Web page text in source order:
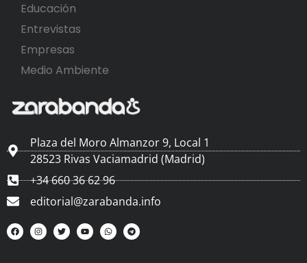
Educación
Entrevistas
Empresas
Medio Ambiente
Plaza del Moro Almanzor 9, Local 1
28523 Rivas Vaciamadrid (Madrid)
+34 660 36 62 96
editorial@zarabanda.info